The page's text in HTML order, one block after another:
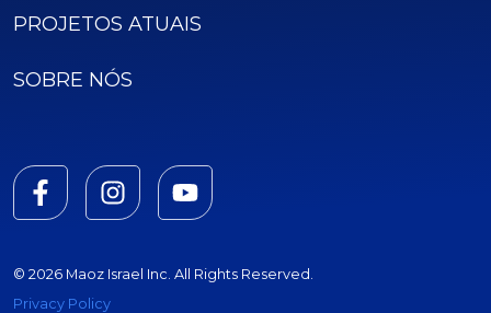
PROJETOS ATUAIS
SOBRE NÓS
© 2026 Maoz Israel Inc. All Rights Reserved.
Privacy Policy